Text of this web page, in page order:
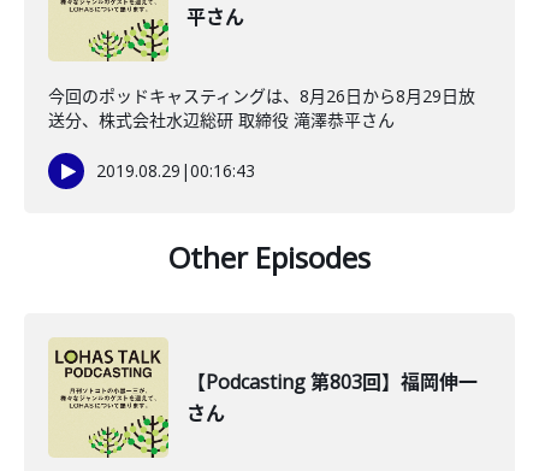
平さん
今回のポッドキャスティングは、8月26日から8月29日放
送分、株式会社水辺総研 取締役 滝澤恭平さん
2019.08.29 |00:16:43
Other Episodes
【Podcasting 第803回】福岡伸一
さん